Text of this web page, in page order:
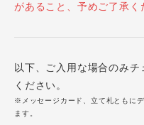
があること、予めご了承く
以下、ご入用な場合のみ
ください。
※メッセージカード、立て札ともに
ます。